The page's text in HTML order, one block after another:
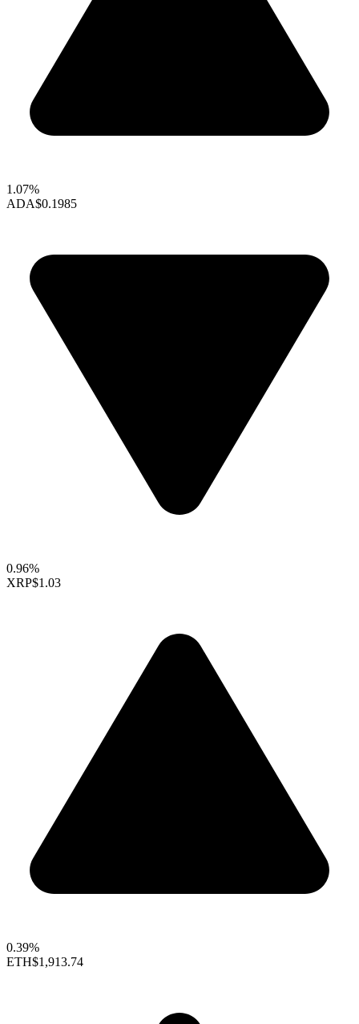
1.07%
ADA$0.1985
0.96%
XRP$1.03
0.39%
ETH$1,913.74